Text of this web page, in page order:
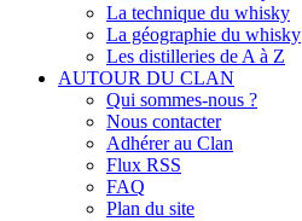
La technique du whisky
La géographie du whisky
Les distilleries de A à Z
AUTOUR DU CLAN
Qui sommes-nous ?
Nous contacter
Adhérer au Clan
Flux RSS
FAQ
Plan du site